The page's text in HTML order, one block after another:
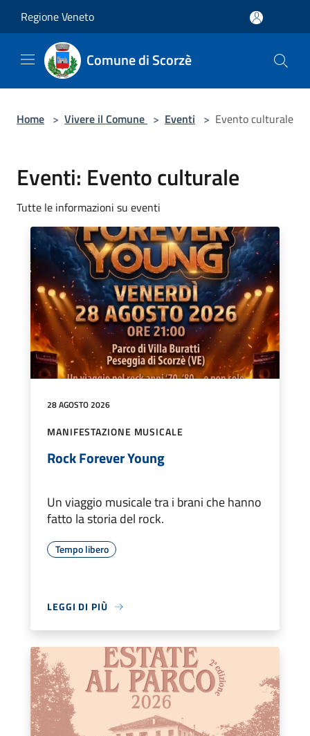
Regione Veneto
Comune di Scorzè
Home > Vivere il Comune > Eventi > Evento culturale
Eventi: Evento culturale
Tutte le informazioni su eventi
28 AGOSTO 2026
MANIFESTAZIONE MUSICALE
Rock Forever Young
Un viaggio musicale tra i brani che hanno
fatto la storia del rock.
Tempo libero
LEGGI DI PIÙ